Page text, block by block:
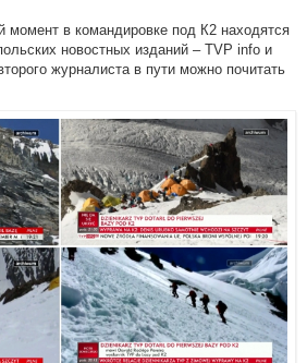
момент в командировке под К2 находятся
новостных изданий – TVP info и
журналиста в пути можно почитать